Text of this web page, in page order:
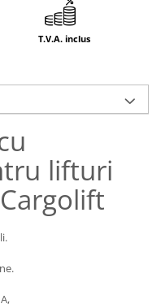
T.V.A. inclus
lifturi